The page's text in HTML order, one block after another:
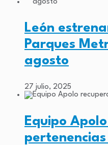
León
Parques
agosto
27 julio, 2025
Equipo